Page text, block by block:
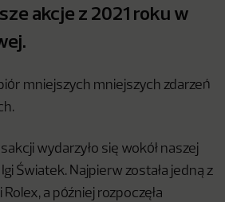
akcje z 2021 roku w
mniejszych mniejszych zdarzeń
wydarzyło się wokół naszej
Światek. Najpierw została jedną z
a później rozpoczęła